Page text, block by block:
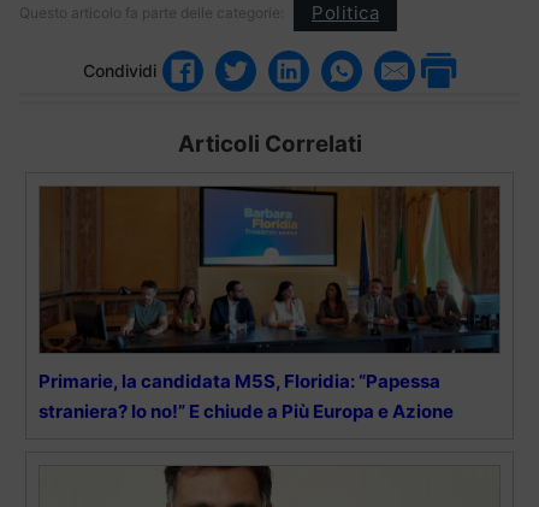
Questo articolo fa parte delle categorie: Politica
Condividi
Articoli Correlati
Primarie, la candidata M5S, Floridia: “Papessa
straniera? Io no!” E chiude a Più Europa e Azione